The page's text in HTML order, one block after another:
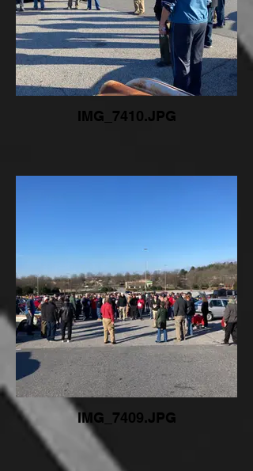
IMG_7410.JPG
IMG_7409.JPG